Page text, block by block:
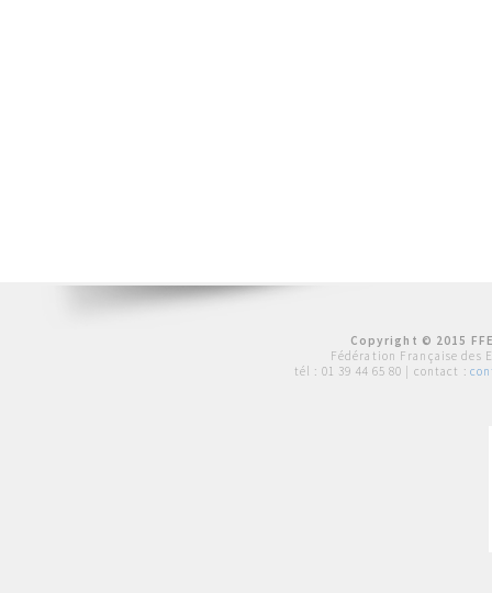
Copyright © 2015
Fédération Française des
tél : 01 39 44 65 80 | contact :